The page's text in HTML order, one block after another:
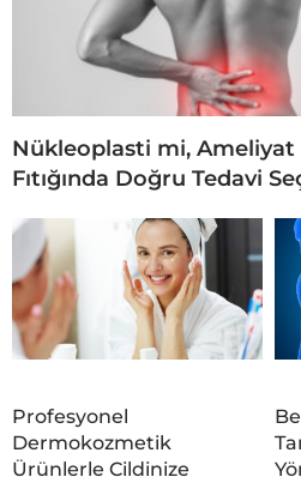
Nükleoplasti mi, Ameliyat
Fıtığında Doğru Tedavi
Profesyonel
Dermokozmetik
Ürünlerle Cildinize